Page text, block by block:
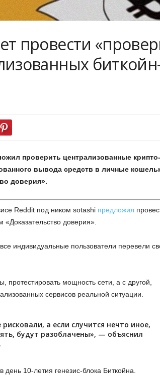
провести
проверить централизованные крипто-
вывода средств в личные
доверия».
Reddit под ником sotashi предложил
доверия».
индивидуальные пользователи перевели
мощность сети, а с другой,
сервисов реальной ситуации.
а если случится нечто иное,
будут разоблачены», — объяснил
10-летия генезис-блока Биткойна.